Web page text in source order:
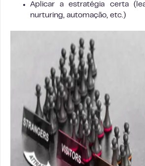
Aplicar a estratégia certa
nurturing, automação, etc.)